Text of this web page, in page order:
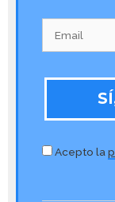
Acepto la